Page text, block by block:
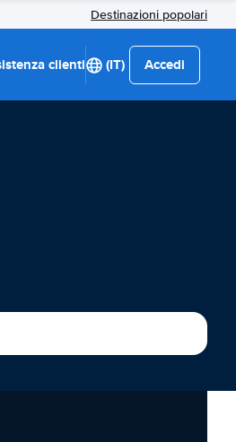
Destinazioni popolari
clienti (IT) Accedi